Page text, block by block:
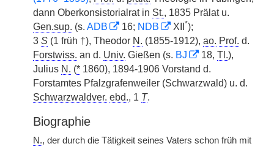
dann Oberkonsistorialrat in St., 1835 Prälat u.
Gen.sup. (s. ADB 16; NDB XII *);
3 S (1 früh †), Theodor N. (1855-1912), ao. Prof. d.
Forstwiss. an d. Univ. Gießen (s. BJ 18, Tl.),
Julius N. (* 1860), 1894-1906 Vorstand d.
Forstamtes Pfalzgrafenweiler (Schwarzwald) u. d.
Schwarzwaldver. ebd., 1 T.
Biographie
N., der durch die Tätigkeit seines Vaters schon früh mit